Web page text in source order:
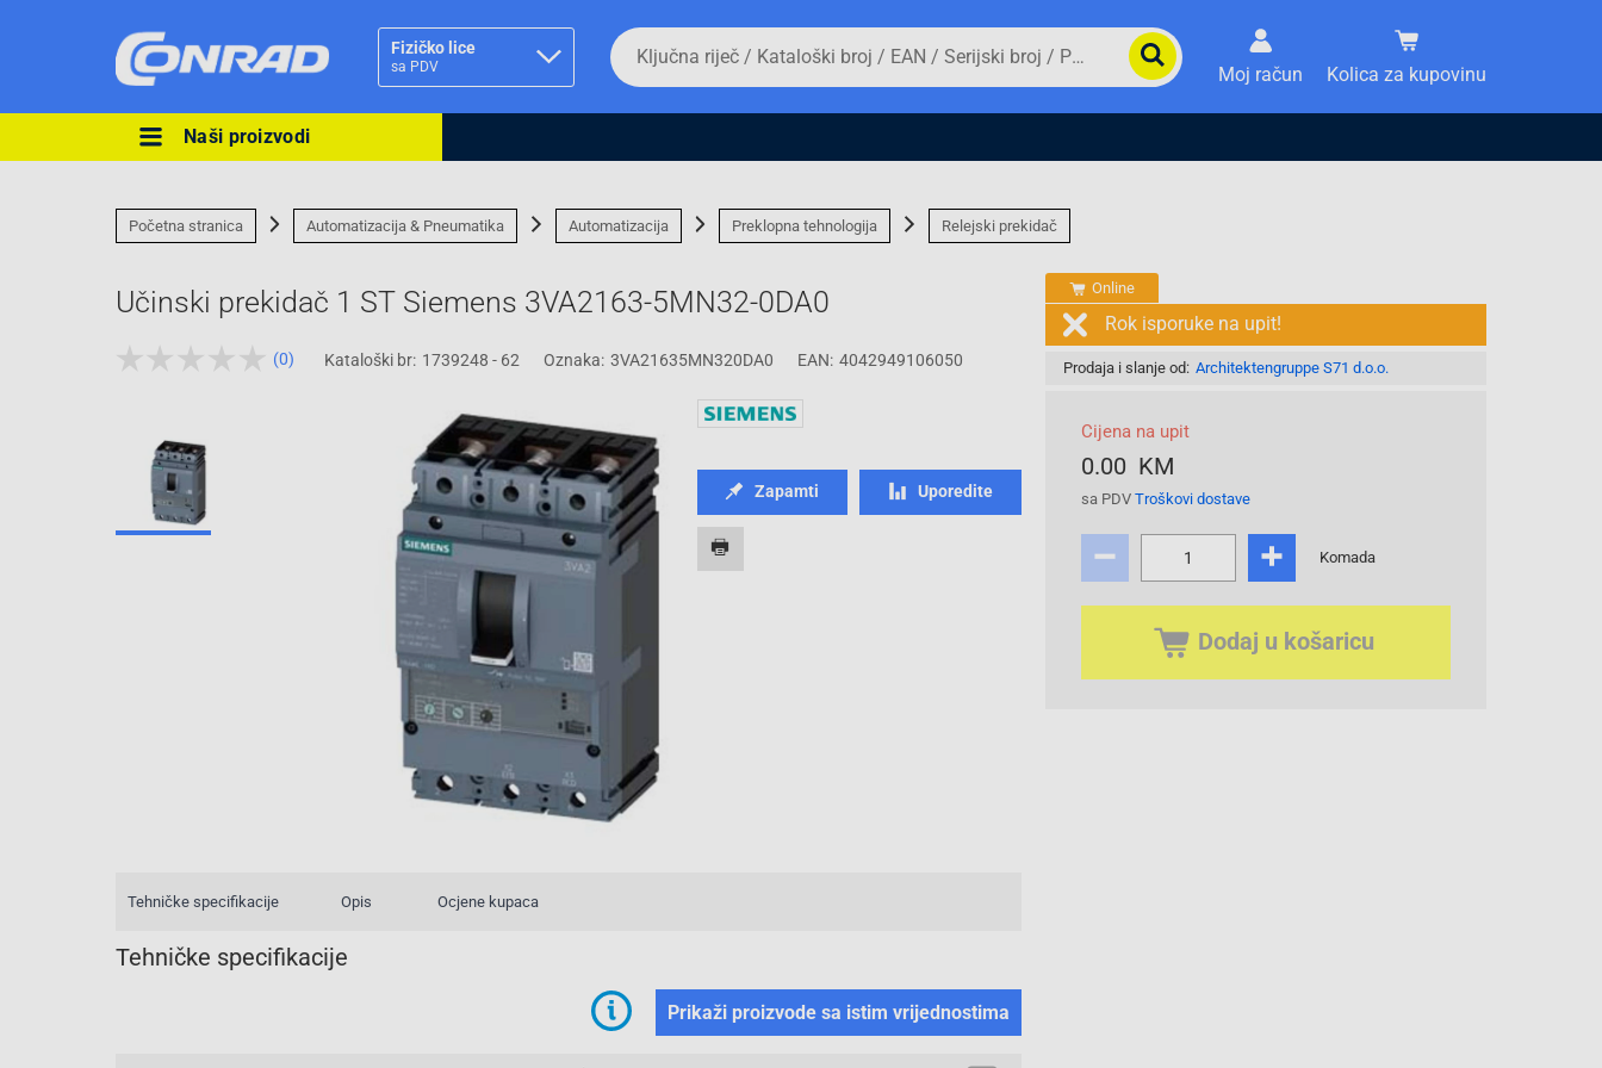
Fizičko lice
sa PDV
Ova postavka prilagođava asortiman proizvoda i
Pravno lice Fizičko lice
Da
biste
potražili
proizvod,
broj,
EAN
serijski
broj
Moj račun Kolica za kupovinu
Naši proizvodi
Početna stranica Automatizacija & Pneumatika Automatizacija Preklopna tehnologija Relejski prekidač
Učinski prekidač 1 ST Siemens 3VA2163-5MN32-0DA0
(0) Kataloški br: 1739248 - 62 Oznaka: 3VA21635MN320DA0 EAN: 4042949106050
Online
Rok isporuke na upit!
Prodaja i slanje od: Architektengruppe S71 d.o.o.
Cijena na upit
0.00 KM
sa PDV Troškovi dostave
Komada
Dodaj u košaricu
Zapamti Uporedite
Tehničke specifikacije Opis Ocjene kupaca
Tehničke specifikacije
Prikaži proizvode sa istim vrijednostima